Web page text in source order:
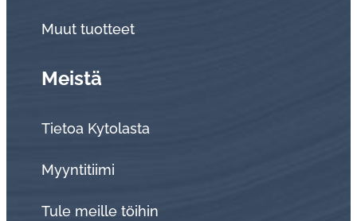
Muut tuotteet
Meistä
Tietoa Kytolasta
Myyntitiimi
Tule meille töihin